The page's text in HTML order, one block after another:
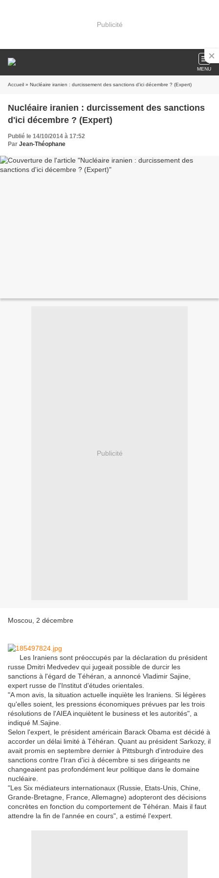
Publicité
MENU
Accueil » Nucléaire iranien : durcissement des sanctions d'ici décembre ? (Expert)
Nucléaire iranien : durcissement des sanctions
d'ici décembre ? (Expert)
Publié le 14/10/2014 à 17:52
Par Jean-Théophane
Publicité
Moscou, 2 décembre
Les Iraniens sont préoccupés par la déclaration du président
russe Dmitri Medvedev qui jugeait possible de durcir les
sanctions à l'égard de Téhéran, a annoncé Vladimir Sajine,
expert russe de l'Institut d'études orientales.
"A mon avis, la situation actuelle inquiète les Iraniens. Si légères
qu'elles soient, les pressions économiques prévues par les trois
résolutions de l'AIEA inquiètent le business et les autorités", a
indiqué M.Sajine.
Selon l'expert, le président américain Barack Obama est décidé à
accorder un délai limité à Téhéran. Quant au président Sarkozy, il
avait promis en septembre dernier à Pittsburgh d'introduire des
sanctions contre l'Iran d'ici à décembre si ses dirigeants ne
changeaient pas profondément leur politique dans le domaine
nucléaire.
"Les Six médiateurs internationaux (Russie, Etats-Unis, Chine,
Grande-Bretagne, France, Allemagne) adopteront des décisions
concrètes en fonction du comportement de Téhéran. Mais il faut
attendre la fin de l'année en cours", a estimé l'expert.